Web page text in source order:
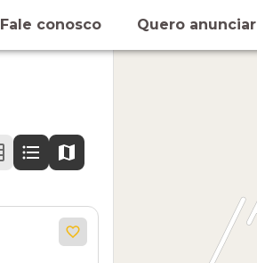
Fale conosco Quero anunciar